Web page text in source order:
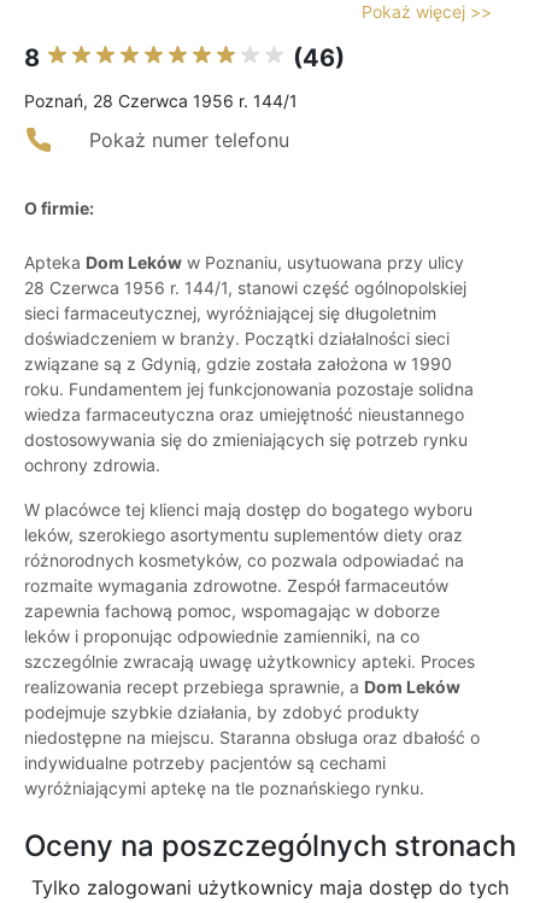
Pokaż więcej >>
8 (46)
Poznań, 28 Czerwca 1956 r. 144/1
Pokaż numer telefonu
O firmie:
Apteka Dom Leków w Poznaniu, usytuowana przy ulicy
28 Czerwca 1956 r. 144/1, stanowi część ogólnopolskiej
sieci farmaceutycznej, wyróżniającej się długoletnim
doświadczeniem w branży. Początki działalności sieci
związane są z Gdynią, gdzie została założona w 1990
roku. Fundamentem jej funkcjonowania pozostaje solidna
wiedza farmaceutyczna oraz umiejętność nieustannego
dostosowywania się do zmieniających się potrzeb rynku
ochrony zdrowia.
W placówce tej klienci mają dostęp do bogatego wyboru
leków, szerokiego asortymentu suplementów diety oraz
różnorodnych kosmetyków, co pozwala odpowiadać na
rozmaite wymagania zdrowotne. Zespół farmaceutów
zapewnia fachową pomoc, wspomagając w doborze
leków i proponując odpowiednie zamienniki, na co
szczególnie zwracają uwagę użytkownicy apteki. Proces
realizowania recept przebiega sprawnie, a Dom Leków
podejmuje szybkie działania, by zdobyć produkty
niedostępne na miejscu. Staranna obsługa oraz dbałość o
indywidualne potrzeby pacjentów są cechami
wyróżniającymi aptekę na tle poznańskiego rynku.
Oceny na poszczególnych stronach
Tylko zalogowani użytkownicy maja dostęp do tych